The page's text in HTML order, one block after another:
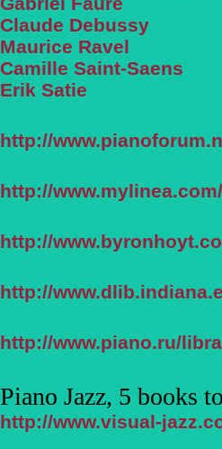
Claude Debussy
Maurice Ravel
Camille Saint-Saens
Erik Satie
http://
http://
http://
http://
http://www.piano.ru/
Piano Jazz, 5 books
http://www.visual-